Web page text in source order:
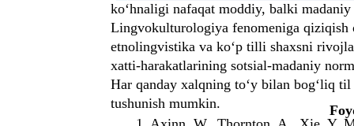
ko‘hnaligi nafaqat moddiy, balki
Lingvokulturologiya fenomeniga
etnolingvistika va ko‘p tilli shaxsni
xatti-harakatlarining sotsial-madaniy
Har qanday xalqning to‘y bilan bog‘liq
tushunish mumkin.